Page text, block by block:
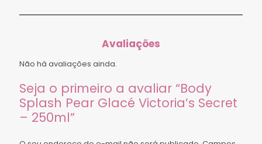
Avaliações
Não há avaliações ainda.
Seja o primeiro a avaliar “Body
Splash Pear Glacé Victoria’s Secret
– 250ml”